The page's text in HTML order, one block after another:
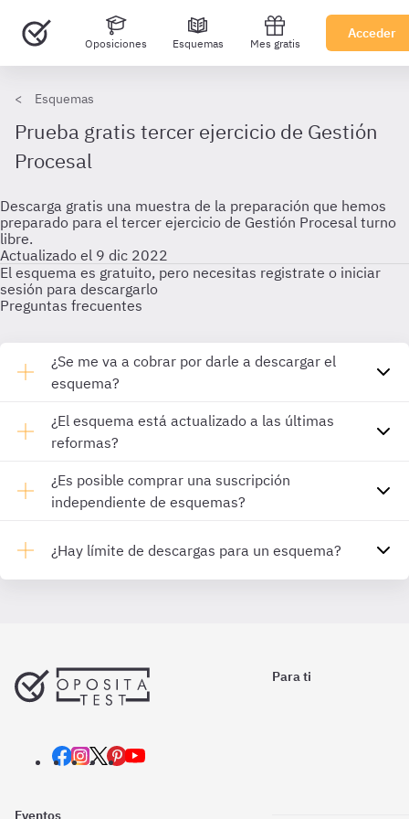
Oposiciones Esquemas Mes gratis
Acceder
Esquemas
Prueba gratis tercer ejercicio de Gestión
Procesal
Descarga gratis una muestra de la preparación que hemos
preparado para el tercer ejercicio de Gestión Procesal turno
libre.
Actualizado el 9 dic 2022
El esquema es gratuito, pero necesitas registrate o iniciar
sesión para descargarlo
Preguntas frecuentes
¿Se me va a cobrar por darle a descargar el
esquema?
¿El esquema está actualizado a las últimas
reformas?
¿Es posible comprar una suscripción
independiente de esquemas?
¿Hay límite de descargas para un esquema?
Para ti
Eventos